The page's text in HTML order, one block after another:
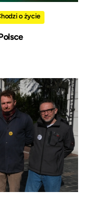
o życie